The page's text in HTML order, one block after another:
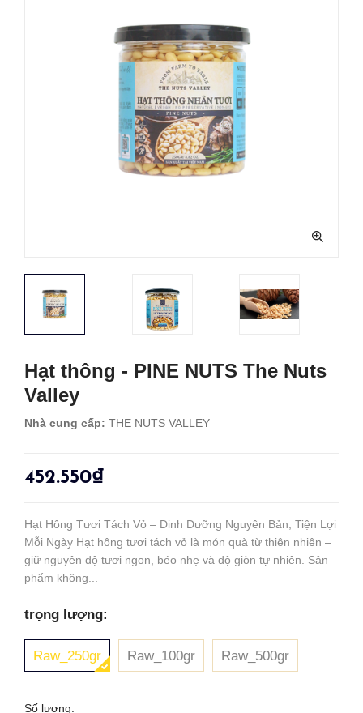
Hạt thông - PINE NUTS The Nuts
Valley
Nhà cung cấp: THE NUTS VALLEY
452.550₫
Hạt Hông Tươi Tách Vỏ – Dinh Dưỡng Nguyên Bản, Tiện Lợi
Mỗi Ngày Hạt hông tươi tách vỏ là món quà từ thiên nhiên –
giữ nguyên độ tươi ngon, béo nhẹ và độ giòn tự nhiên. Sản
phẩm không...
trọng lượng:
Raw_250gr Raw_100gr Raw_500gr
Số lượng: